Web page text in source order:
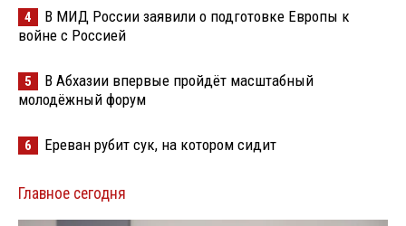
4
В МИД России заявили о подготовке Европы к
войне с Россией
5
В Абхазии впервые пройдёт масштабный
молодёжный форум
6 Ереван рубит сук, на котором сидит
Главное сегодня